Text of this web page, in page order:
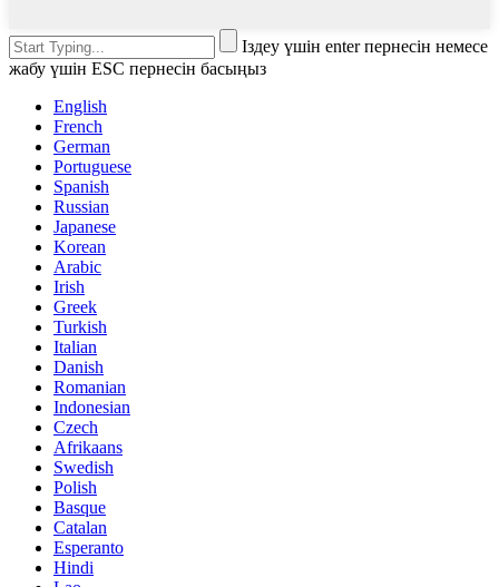
Іздеу үшін enter пернесін немесе
жабу үшін ESC пернесін басыңыз
English
French
German
Portuguese
Spanish
Russian
Japanese
Korean
Arabic
Irish
Greek
Turkish
Italian
Danish
Romanian
Indonesian
Czech
Afrikaans
Swedish
Polish
Basque
Catalan
Esperanto
Hindi